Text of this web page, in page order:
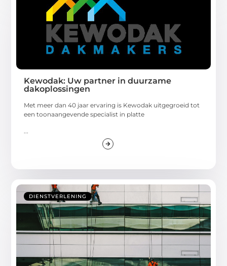
Kewodak: Uw partner in duurzame
dakoplossingen
Met meer dan 40 jaar ervaring is Kewodak uitgegroeid tot
een toonaangevende specialist in platte
DIENSTVERLENING